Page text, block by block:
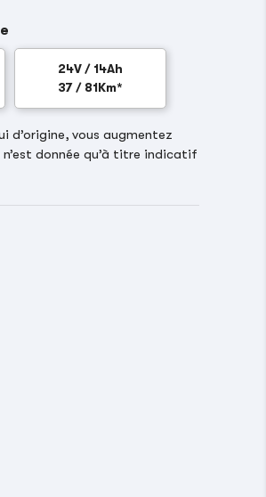
24V / 14Ah
37 / 81Km*
d’origine, vous augmentez
donnée qu’à titre indicatif